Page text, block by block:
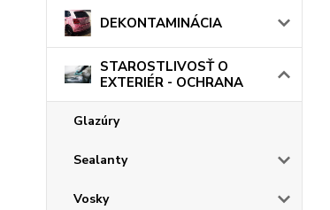
DEKONTAMINÁCIA
STAROSTLIVOSŤ O
EXTERIÉR - OCHRANA
Glazúry
Sealanty
Vosky